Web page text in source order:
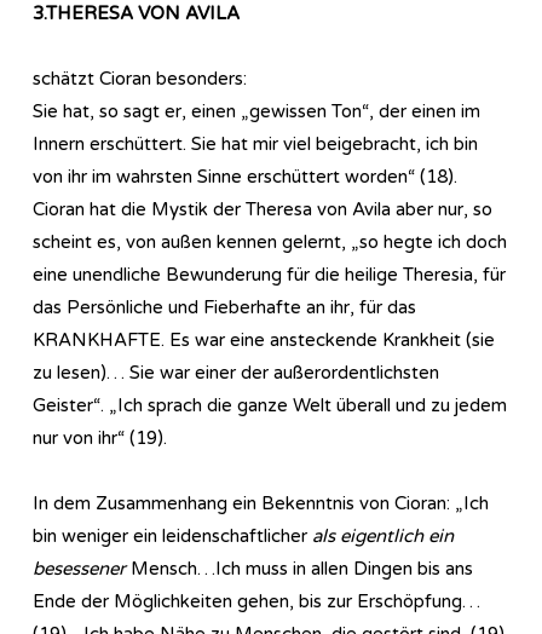
3.THERESA VON AVILA
schätzt Cioran besonders:
Sie hat, so sagt er, einen „gewissen Ton“, der einen im
Innern erschüttert. Sie hat mir viel beigebracht, ich bin
von ihr im wahrsten Sinne erschüttert worden“ (18).
Cioran hat die Mystik der Theresa von Avila aber nur, so
scheint es, von außen kennen gelernt, „so hegte ich doch
eine unendliche Bewunderung für die heilige Theresia, für
das Persönliche und Fieberhafte an ihr, für das
KRANKHAFTE. Es war eine ansteckende Krankheit (sie
zu lesen)… Sie war einer der außerordentlichsten
Geister“. „Ich sprach die ganze Welt überall und zu jedem
nur von ihr“ (19).
In dem Zusammenhang ein Bekenntnis von Cioran: „Ich
bin weniger ein leidenschaftlicher als eigentlich ein
besessenerMensch…Ich muss in allen Dingen bis ans
Ende der Möglichkeiten gehen, bis zur Erschöpfung…